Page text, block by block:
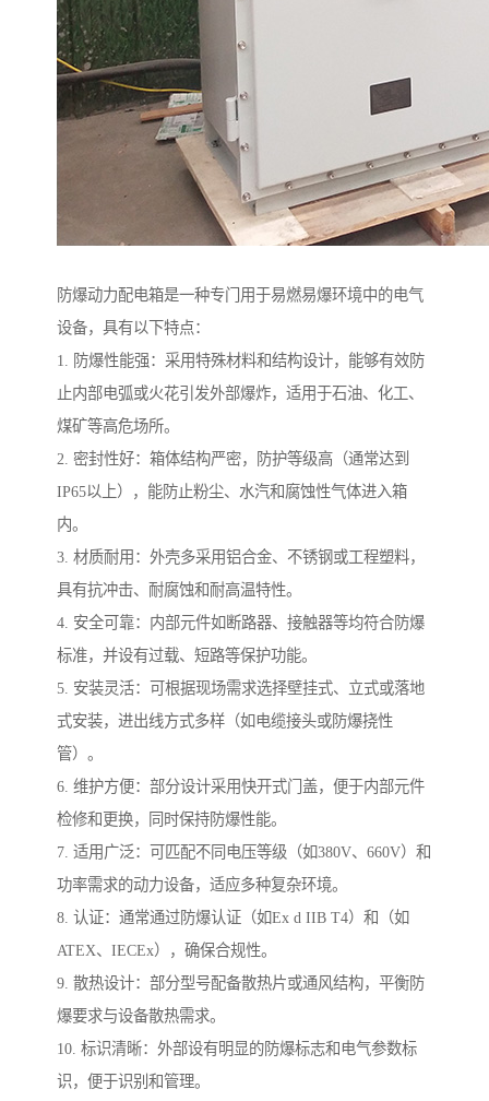
防爆动力配电箱是一种专门用于易燃易爆环境中的电气
设备，具有以下特点：
1. 防爆性能强：采用特殊材料和结构设计，能够有效防
止内部电弧或火花引发外部爆炸，适用于石油、化工、
煤矿等高危场所。
2. 密封性好：箱体结构严密，防护等级高（通常达到
IP65以上），能防止粉尘、水汽和腐蚀性气体进入箱
内。
3. 材质耐用：外壳多采用铝合金、不锈钢或工程塑料，
具有抗冲击、耐腐蚀和耐高温特性。
4. 安全可靠：内部元件如断路器、接触器等均符合防爆
标准，并设有过载、短路等保护功能。
5. 安装灵活：可根据现场需求选择壁挂式、立式或落地
式安装，进出线方式多样（如电缆接头或防爆挠性
管）。
6. 维护方便：部分设计采用快开式门盖，便于内部元件
检修和更换，同时保持防爆性能。
7. 适用广泛：可匹配不同电压等级（如380V、660V）和
功率需求的动力设备，适应多种复杂环境。
8. 认证：通常通过防爆认证（如Ex d IIB T4）和（如
ATEX、IECEx），确保合规性。
9. 散热设计：部分型号配备散热片或通风结构，平衡防
爆要求与设备散热需求。
10. 标识清晰：外部设有明显的防爆标志和电气参数标
识，便于识别和管理。